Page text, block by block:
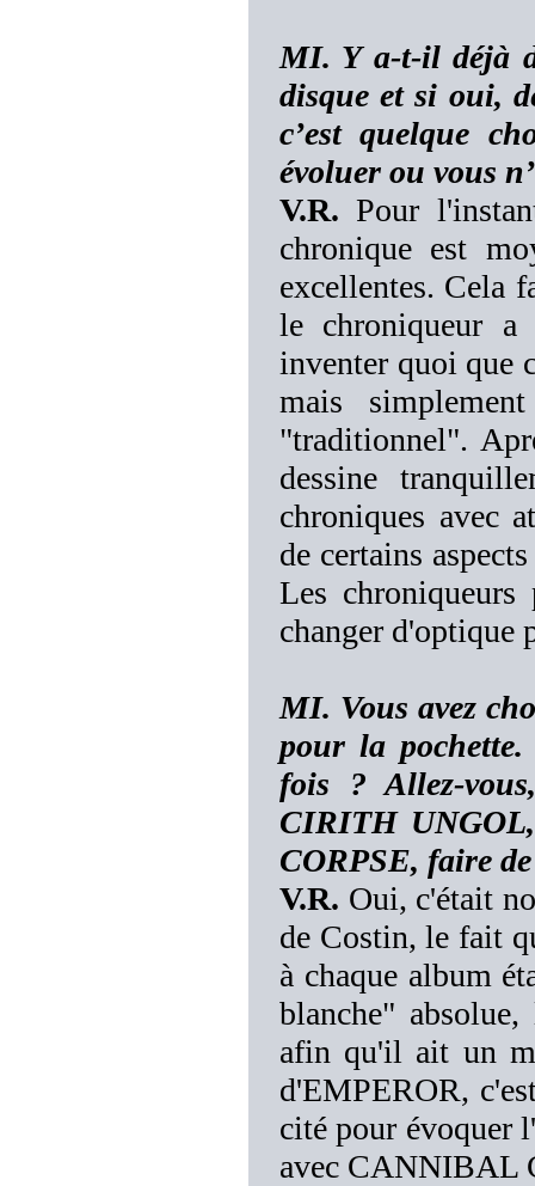
MI. Y a-t-il déjà
disque et si oui,
c’est quelque
évoluer ou vous
V.R. Pour
chronique est
excellentes. Cela
le chroniqueur
inventer quoi que
mais
"traditionnel".
dessine
chroniques avec
de certains
Les
changer d'optique
MI. Vous avez
pour la
fois ? Allez-
CIRITH
CORPSE, faire
V.R. Oui, c'était
de Costin, le fait
à chaque album
blanche"
afin qu'il ait un
d'EMPEROR,
cité pour évoquer
avec CANNIBAL